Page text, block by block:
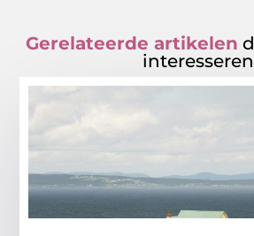
Gerelateerde artikelen
interesseren